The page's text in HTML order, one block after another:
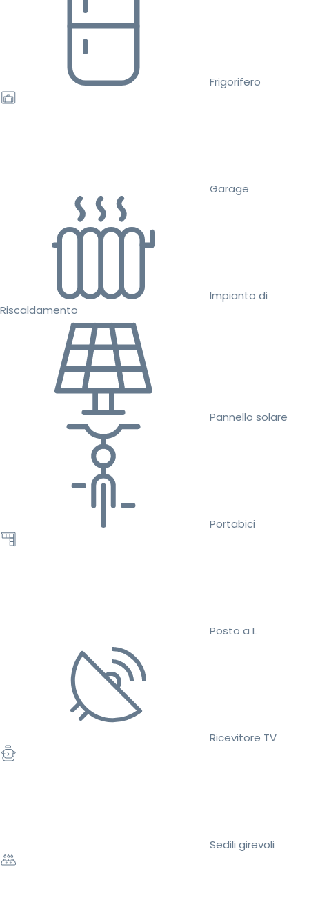
Frigorifero
Garage
Impianto di
Riscaldamento
Pannello solare
Portabici
Posto a L
Ricevitore TV
Sedili girevoli